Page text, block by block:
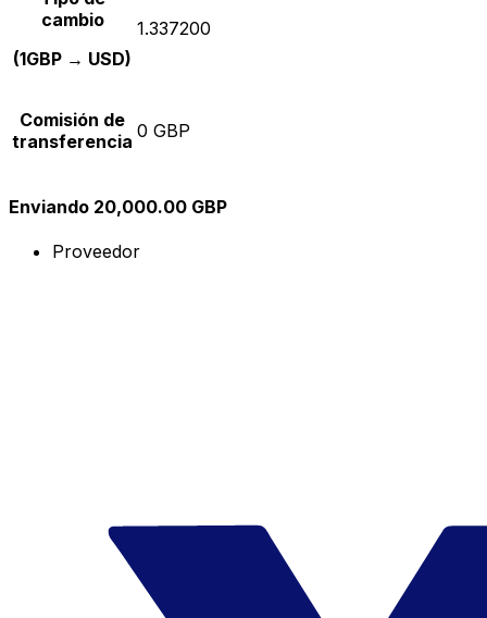
cambio
(1GBP → USD)
1.337200
Comisión de
transferencia 0 GBP
Enviando 20,000.00 GBP
Proveedor